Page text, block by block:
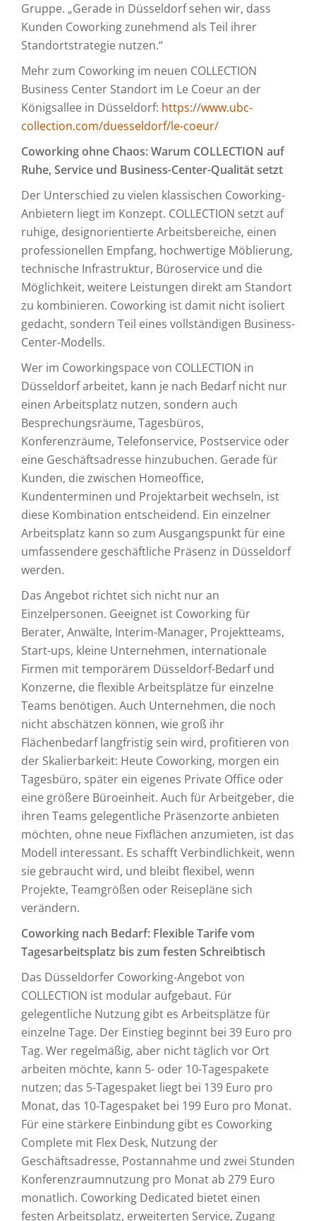
Gruppe. „Gerade in Düsseldorf sehen wir, dass
Kunden Coworking zunehmend als Teil ihrer
Standortstrategie nutzen.“
Mehr zum Coworking im neuen COLLECTION
Business Center Standort im Le Coeur an der
Königsallee in Düsseldorf: https://www.ubc-
collection.com/duesseldorf/le-coeur/
Coworking ohne Chaos: Warum COLLECTION auf
Ruhe, Service und Business-Center-Qualität setzt
Der Unterschied zu vielen klassischen Coworking-
Anbietern liegt im Konzept. COLLECTION setzt auf
ruhige, designorientierte Arbeitsbereiche, einen
professionellen Empfang, hochwertige Möblierung,
technische Infrastruktur, Büroservice und die
Möglichkeit, weitere Leistungen direkt am Standort
zu kombinieren. Coworking ist damit nicht isoliert
gedacht, sondern Teil eines vollständigen Business-
Center-Modells.
Wer im Coworkingspace von COLLECTION in
Düsseldorf arbeitet, kann je nach Bedarf nicht nur
einen Arbeitsplatz nutzen, sondern auch
Besprechungsräume, Tagesbüros,
Konferenzräume, Telefonservice, Postservice oder
eine Geschäftsadresse hinzubuchen. Gerade für
Kunden, die zwischen Homeoffice,
Kundenterminen und Projektarbeit wechseln, ist
diese Kombination entscheidend. Ein einzelner
Arbeitsplatz kann so zum Ausgangspunkt für eine
umfassendere geschäftliche Präsenz in Düsseldorf
werden.
Das Angebot richtet sich nicht nur an
Einzelpersonen. Geeignet ist Coworking für
Berater, Anwälte, Interim-Manager, Projektteams,
Start-ups, kleine Unternehmen, internationale
Firmen mit temporärem Düsseldorf-Bedarf und
Konzerne, die flexible Arbeitsplätze für einzelne
Teams benötigen. Auch Unternehmen, die noch
nicht abschätzen können, wie groß ihr
Flächenbedarf langfristig sein wird, profitieren von
der Skalierbarkeit: Heute Coworking, morgen ein
Tagesbüro, später ein eigenes Private Office oder
eine größere Büroeinheit. Auch für Arbeitgeber, die
ihren Teams gelegentliche Präsenzorte anbieten
möchten, ohne neue Fixflächen anzumieten, ist das
Modell interessant. Es schafft Verbindlichkeit, wenn
sie gebraucht wird, und bleibt flexibel, wenn
Projekte, Teamgrößen oder Reisepläne sich
verändern.
Coworking nach Bedarf: Flexible Tarife vom
Tagesarbeitsplatz bis zum festen Schreibtisch
Das Düsseldorfer Coworking-Angebot von
COLLECTION ist modular aufgebaut. Für
gelegentliche Nutzung gibt es Arbeitsplätze für
einzelne Tage. Der Einstieg beginnt bei 39 Euro pro
Tag. Wer regelmäßig, aber nicht täglich vor Ort
arbeiten möchte, kann 5- oder 10-Tagespakete
nutzen; das 5-Tagespaket liegt bei 139 Euro pro
Monat, das 10-Tagespaket bei 199 Euro pro Monat.
Für eine stärkere Einbindung gibt es Coworking
Complete mit Flex Desk, Nutzung der
Geschäftsadresse, Postannahme und zwei Stunden
Konferenzraumnutzung pro Monat ab 279 Euro
monatlich. Coworking Dedicated bietet einen
festen Arbeitsplatz, erweiterten Service, Zugang